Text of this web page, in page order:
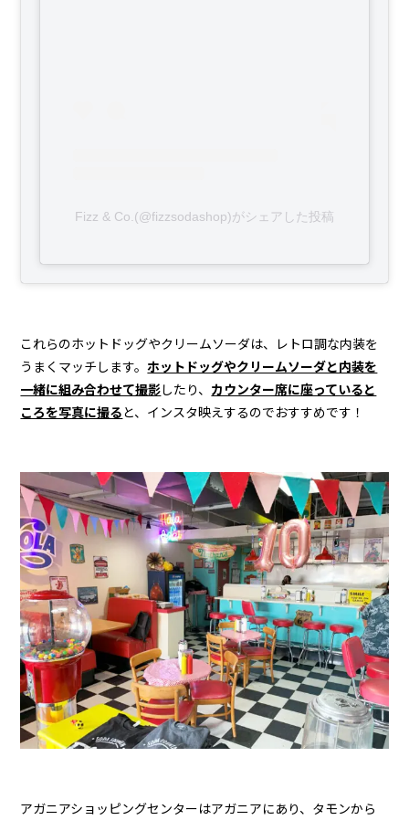
Fizz & Co.(@fizzsodashop)がシェアした投稿
これらのホットドッグやクリームソーダは、レトロ調な内装を
うまくマッチします。ホットドッグやクリームソーダと内装を
一緒に組み合わせて撮影したり、 カウンター席に座っていると
ころを写真に撮ると、インスタ映えするのでおすすめです！
アガニアショッピングセンターはアガニアにあり、タモンから